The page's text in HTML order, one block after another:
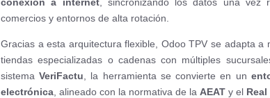
comercios y entornos de alta rotación.
Gracias a esta arquitectura flexible, Odoo TPV se adapta a
tiendas especializadas o cadenas con múltiples
sistemaVeriFactu , la herramienta se convierte en un
electrónica , alineado con la normativa de la AEAT y el Real